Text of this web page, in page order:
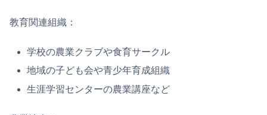
教育関連組織：
学校の農業クラブや食育サークル
地域の子ども会や青少年育成組織
生涯学習センターの農業講座など